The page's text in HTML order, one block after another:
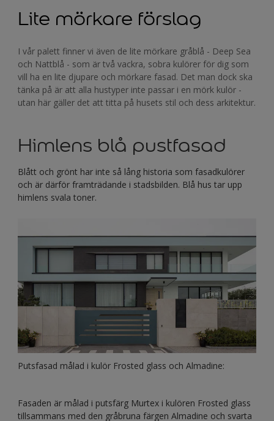
Lite mörkare förslag
I vår palett finner vi även de lite mörkare gråblå - Deep Sea
och Nattblå - som är två vackra, sobra kulörer för dig som
vill ha en lite djupare och mörkare fasad. Det man dock ska
tänka på är att alla hustyper inte passar i en mörk kulör -
utan här gäller det att titta på husets stil och dess arkitektur.
Himlens blå pustfasad
Blått och grönt har inte så lång historia som fasadkulörer
och är därför framträdande i stadsbilden. Blå hus tar upp
himlens svala toner.
Putsfasad målad i kulör Frosted glass och Almadine:
Fasaden är målad i putsfärg Murtex i kulören Frosted glass
tillsammans med den gråbruna färgen Almadine och svarta